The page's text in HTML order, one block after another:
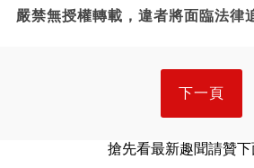
嚴禁無授權轉載，違者將面臨法律
下一頁
搶先看最新趣聞請贊